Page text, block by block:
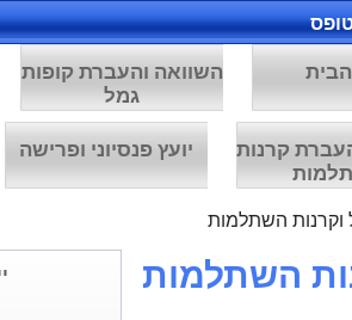
השוואה והעברת קופות
גמל
קרנות
יועץ פנסיוני ופרישה
וקרנות השתלמות
השתלמות